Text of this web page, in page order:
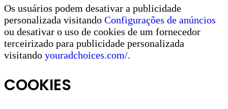
Os usuários podem desativar a publicidade
personalizada visitando Configurações de anúncios
ou desativar o uso de cookies de um fornecedor
terceirizado para publicidade personalizada
visitando youradchoices.com/.
COOKIES